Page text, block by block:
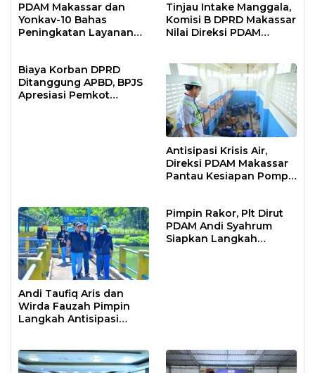
PDAM Makassar dan
Yonkav-10 Bahas
Peningkatan Layanan
Tinjau Intake Manggala,
Komisi B DPRD Makassar
Nilai Direksi PDAM
Biaya Korban DPRD
Ditanggung APBD, BPJS
Apresiasi Pemkot
Antisipasi Krisis Air,
Direksi PDAM Makassar
Pantau Kesiapan Pompa
Andi Taufiq Aris dan
Wirda Fauzah Pimpin
Langkah Antisipasi
Pimpin Rakor, Plt Dirut
PDAM Andi Syahrum
Siapkan Langkah